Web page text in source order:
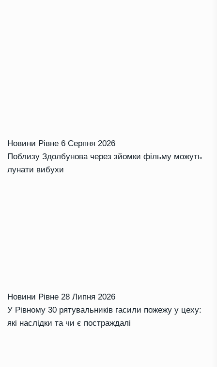
Новини Рівне 6 Серпня 2026
Поблизу Здолбунова через зйомки фільму можуть
лунати вибухи
Новини Рівне 28 Липня 2026
У Рівному 30 рятувальників гасили пожежу у цеху:
які наслідки та чи є постраждалі